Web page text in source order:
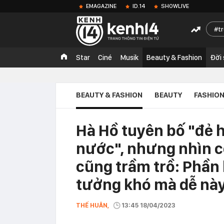
EMAGAZINE ID.14 SHOWLIVE
Star Ciné Musik Beauty & Fashion Đời
BEAUTY & FASHION BEAUTY FASHION
Hà Hồ tuyên bố "đẻ
nước", nhưng nhìn
cũng trầm trồ:
tưởng khó mà dễ
THẾ HUÂN, 13:45 18/04/2023